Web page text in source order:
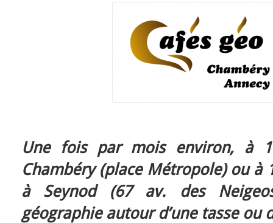
Une fois par mois environ, à
Chambéry (place Métropole) ou à
à Seynod (67 av. des
géographie autour d’une tasse ou